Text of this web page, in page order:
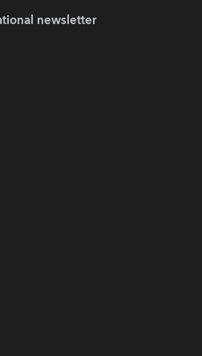
newsletter